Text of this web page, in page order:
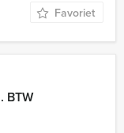
Favoriet
BTW